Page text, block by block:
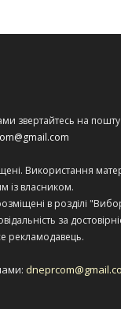
звертайтесь на пошту:
Використання
із власником.
в розділі
за
рекламодавець.